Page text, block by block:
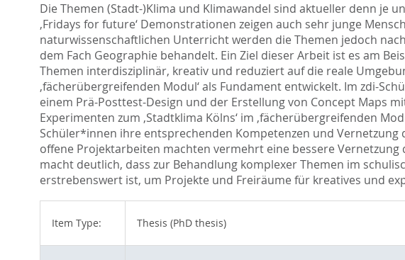
Die Themen (Stadt-)Klima und Klimawandel sind aktueller denn je
,Fridays for future‘ Demonstrationen zeigen auch sehr junge
naturwissenschaftlichen Unterricht werden die Themen jedoch
dem Fach Geographie behandelt. Ein Ziel dieser Arbeit ist es am
Themen interdisziplinär, kreativ und reduziert auf die reale
,fächerübergreifenden Modul‘ als Fundament entwickelt. Im zdi-
einem Prä-Posttest-Design und der Erstellung von Concept Maps
Experimenten zum ,Stadtklima Kölns‘ im ,fächerübergreifenden
Schüler*innen ihre entsprechenden Kompetenzen und
offene Projektarbeiten machten vermehrt eine bessere
macht deutlich, dass zur Behandlung komplexer Themen im
erstrebenswert ist, um Projekte und Freiräume für kreatives und
Item Type: Thesis (PhD thesis)